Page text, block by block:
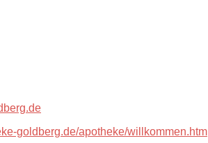
goldberg.de/apotheke/willkommen.htm